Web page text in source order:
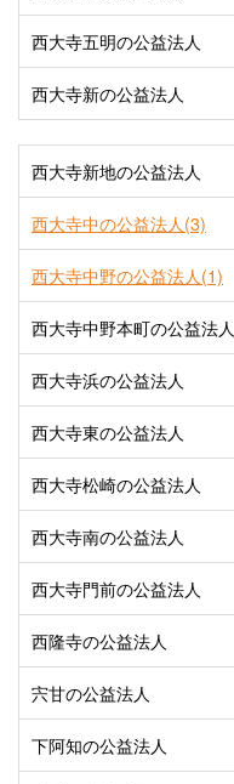
西大寺五明の公益法人
西大寺新の公益法人
西大寺新地の公益法人
西大寺中の公益法人(3)
西大寺中野の公益法人(1)
西大寺中野本町の公益法人
西大寺浜の公益法人
西大寺東の公益法人
西大寺松崎の公益法人
西大寺南の公益法人
西大寺門前の公益法人
西隆寺の公益法人
宍甘の公益法人
下阿知の公益法人